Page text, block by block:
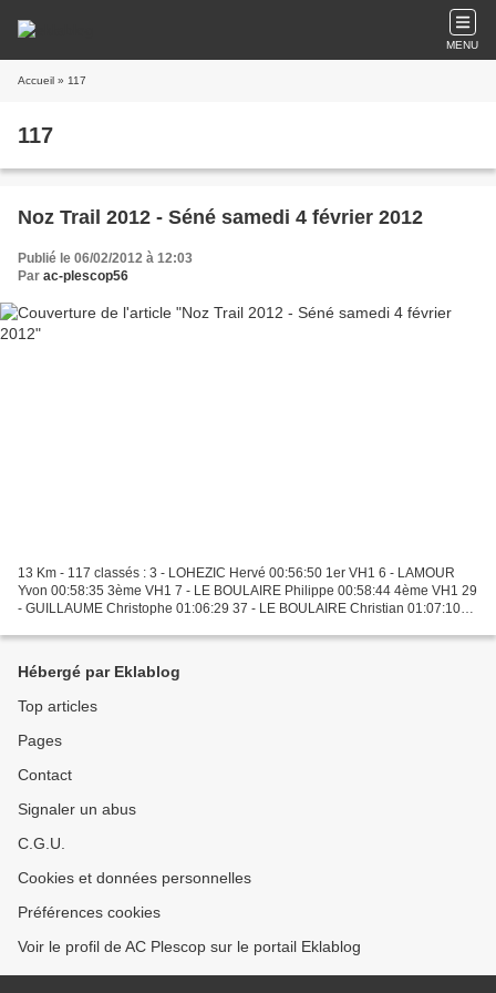
MENU
Accueil » 117
117
Noz Trail 2012 - Séné samedi 4 février 2012
Publié le 06/02/2012 à 12:03
Par ac-plescop56
13 Km - 117 classés : 3 - LOHEZIC Hervé 00:56:50 1er VH1 6 - LAMOUR
Yvon 00:58:35 3ème VH1 7 - LE BOULAIRE Philippe 00:58:44 4ème VH1 29
- GUILLAUME Christophe 01:06:29 37 - LE BOULAIRE Christian 01:07:10
Hébergé par Eklablog
Top articles
Pages
Contact
Signaler un abus
C.G.U.
Cookies et données personnelles
Préférences cookies
Voir le profil de AC Plescop sur le portail Eklablog